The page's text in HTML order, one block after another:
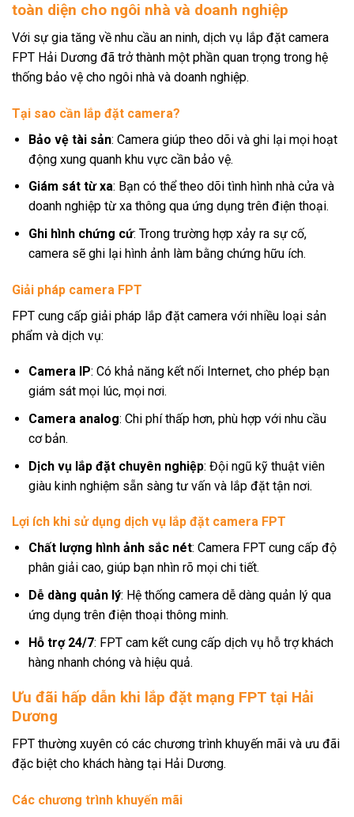
toàn diện cho ngôi nhà và doanh nghiệp
Với sự gia tăng về nhu cầu an ninh, dịch vụ lắp đặt camera
FPT Hải Dương đã trở thành một phần quan trọng trong hệ
thống bảo vệ cho ngôi nhà và doanh nghiệp.
Tại sao cần lắp đặt camera?
Bảo vệ tài sản: Camera giúp theo dõi và ghi lại mọi hoạt
động xung quanh khu vực cần bảo vệ.
Giám sát từ xa: Bạn có thể theo dõi tình hình nhà cửa và
doanh nghiệp từ xa thông qua ứng dụng trên điện thoại.
Ghi hình chứng cứ: Trong trường hợp xảy ra sự cố,
camera sẽ ghi lại hình ảnh làm bằng chứng hữu ích.
Giải pháp camera FPT
FPT cung cấp giải pháp lắp đặt camera với nhiều loại sản
phẩm và dịch vụ:
Camera IP: Có khả năng kết nối Internet, cho phép bạn
giám sát mọi lúc, mọi nơi.
Camera analog: Chi phí thấp hơn, phù hợp với nhu cầu
cơ bản.
Dịch vụ lắp đặt chuyên nghiệp: Đội ngũ kỹ thuật viên
giàu kinh nghiệm sẵn sàng tư vấn và lắp đặt tận nơi.
Lợi ích khi sử dụng dịch vụ lắp đặt camera FPT
Chất lượng hình ảnh sắc nét: Camera FPT cung cấp độ
phân giải cao, giúp bạn nhìn rõ mọi chi tiết.
Dễ dàng quản lý: Hệ thống camera dễ dàng quản lý qua
ứng dụng trên điện thoại thông minh.
Hỗ trợ 24/7: FPT cam kết cung cấp dịch vụ hỗ trợ khách
hàng nhanh chóng và hiệu quả.
Ưu đãi hấp dẫn khi lắp đặt mạng FPT tại Hải
Dương
FPT thường xuyên có các chương trình khuyến mãi và ưu đãi
đặc biệt cho khách hàng tại Hải Dương.
Các chương trình khuyến mãi